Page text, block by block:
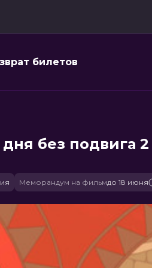
билетов
без подвига 2
Меморандум на фильмдо 18 июня